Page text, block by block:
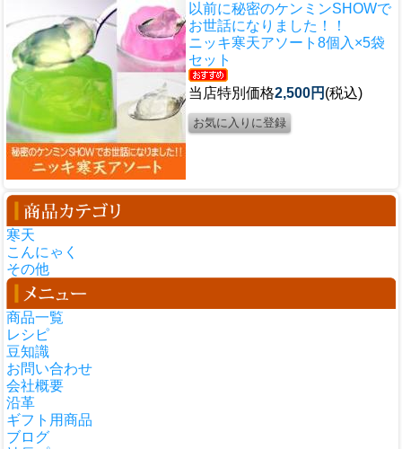
以前に秘密のケンミンSHOWで
お世話になりました！！
ニッキ寒天アソート8個入×5袋
セット
当店特別価格2,500円 (税込)
寒天
こんにゃく
その他
商品一覧
レシピ
豆知識
お問い合わせ
会社概要
沿革
ギフト用商品
ブログ